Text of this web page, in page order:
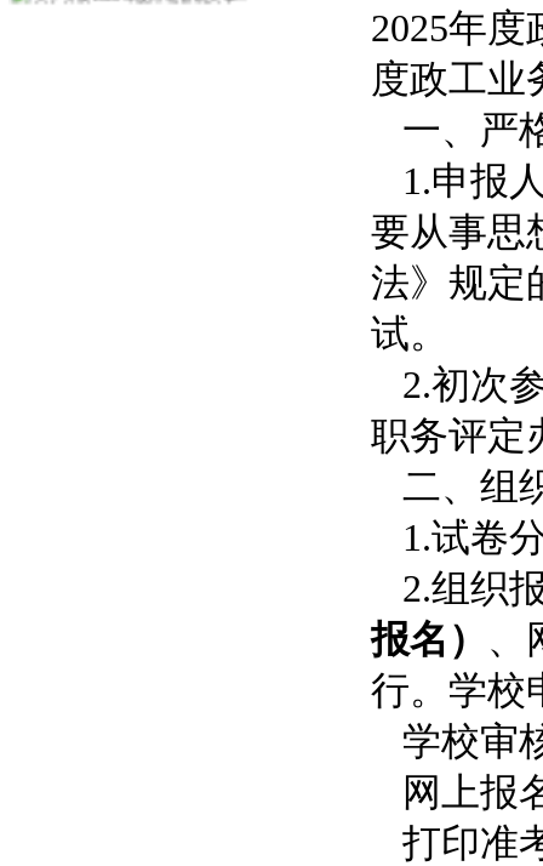
2025年
度政工业
一、 严
1.申报
要从事思
法》规定
试。
2.初次
职务评定
二、 组
1.试卷
2.组织
报名） 、
行。学校
学校审
网上报
打印准